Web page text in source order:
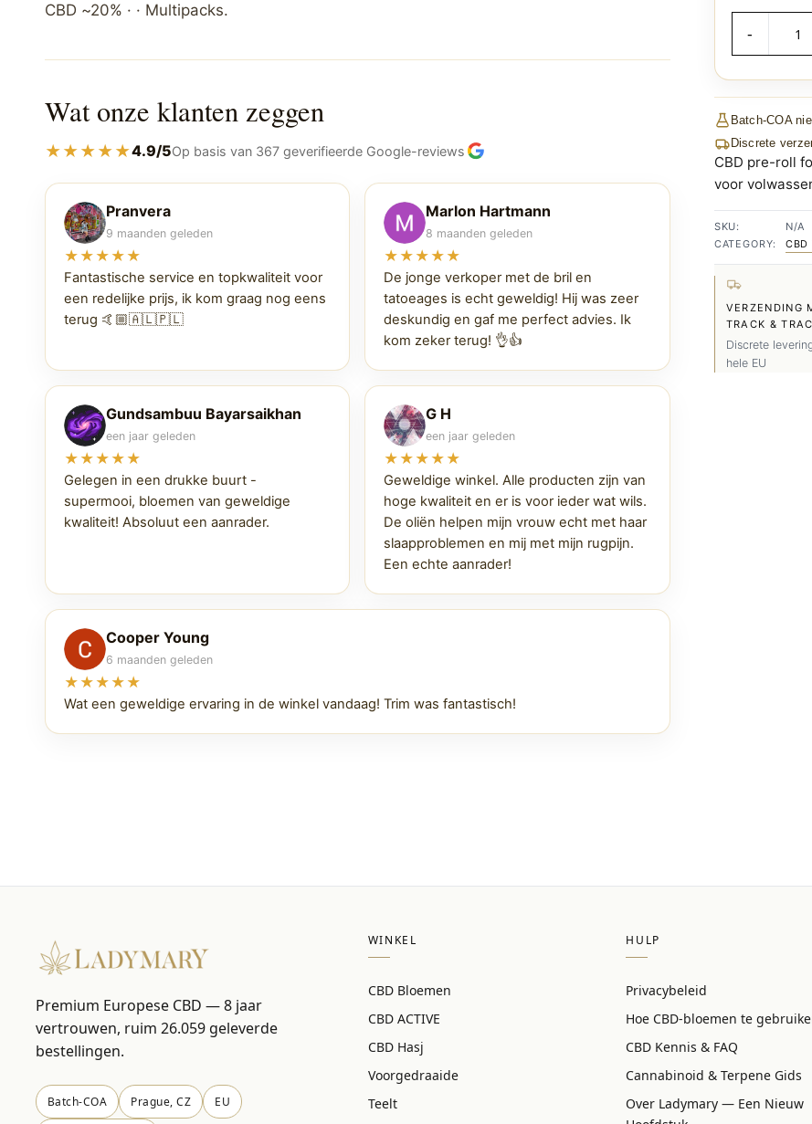
CBD ~20% · · Multipacks.
Wat onze klanten zeggen
★★★★★4.9/5Op basis van 367 geverifieerde Google-reviews
Pranvera
9 maanden geleden
★★★★★
Fantastische service en topkwaliteit voor
een redelijke prijs, ik kom graag nog eens
terug 🤙🏼🇦🇱🇵🇱
Marlon Hartmann
8 maanden geleden
★★★★★
De jonge verkoper met de bril en
tatoeages is echt geweldig! Hij was zeer
deskundig en gaf me perfect advies. Ik
kom zeker terug! 👌👍
Gundsambuu Bayarsaikhan
een jaar geleden
★★★★★
Gelegen in een drukke buurt -
supermooi, bloemen van geweldige
kwaliteit! Absoluut een aanrader.
G H
een jaar geleden
★★★★★
Geweldige winkel. Alle producten zijn van
hoge kwaliteit en er is voor ieder wat wils.
De oliën helpen mijn vrouw echt met haar
slaapproblemen en mij met mijn rugpijn.
Een echte aanrader!
Cooper Young
6 maanden geleden
★★★★★
Wat een geweldige ervaring in de winkel vandaag! Trim was fantastisch!
Batch-COA
Discrete
CBD pre-roll
voor
SKU:
N/A
CATEGORY:
CBD
VERZENDING
TRACK &
Discrete
hele EU
Premium Europese CBD — 8 jaar
vertrouwen, ruim 26.059 geleverde
bestellingen.
Batch-COA Prague, CZ EU
WINKEL
CBD Bloemen
CBD ACTIVE
CBD Hasj
Voorgedraaide
Teelt
HULP
Privacybeleid
Hoe CBD-bloemen te
CBD Kennis & FAQ
Cannabinoid & Terpene Gids
Over Ladymary — Een Nieuw